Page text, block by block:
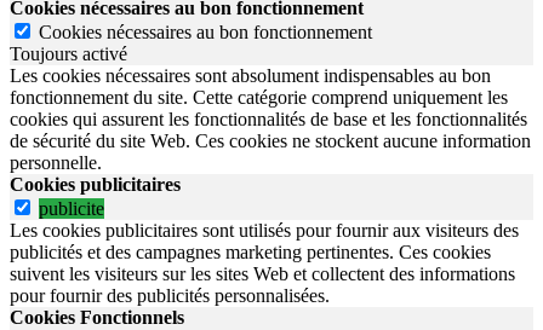
Cookies nécessaires au bon fonctionnement
Cookies nécessaires au bon fonctionnement
Toujours activé
Les cookies nécessaires sont absolument indispensables au bon
fonctionnement du site. Cette catégorie comprend uniquement les
cookies qui assurent les fonctionnalités de base et les fonctionnalités
de sécurité du site Web. Ces cookies ne stockent aucune information
personnelle.
Cookies publicitaires
publicite
Les cookies publicitaires sont utilisés pour fournir aux visiteurs des
publicités et des campagnes marketing pertinentes. Ces cookies
suivent les visiteurs sur les sites Web et collectent des informations
pour fournir des publicités personnalisées.
Cookies Fonctionnels